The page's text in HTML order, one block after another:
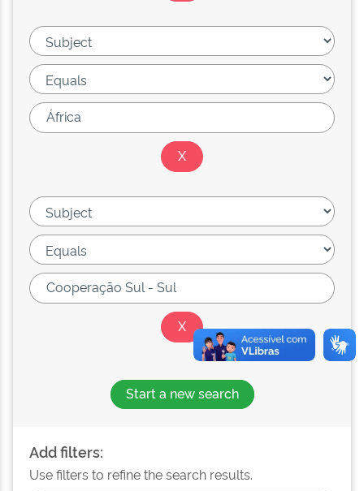
Start a new search
Add filters:
Use filters to refine the search results.